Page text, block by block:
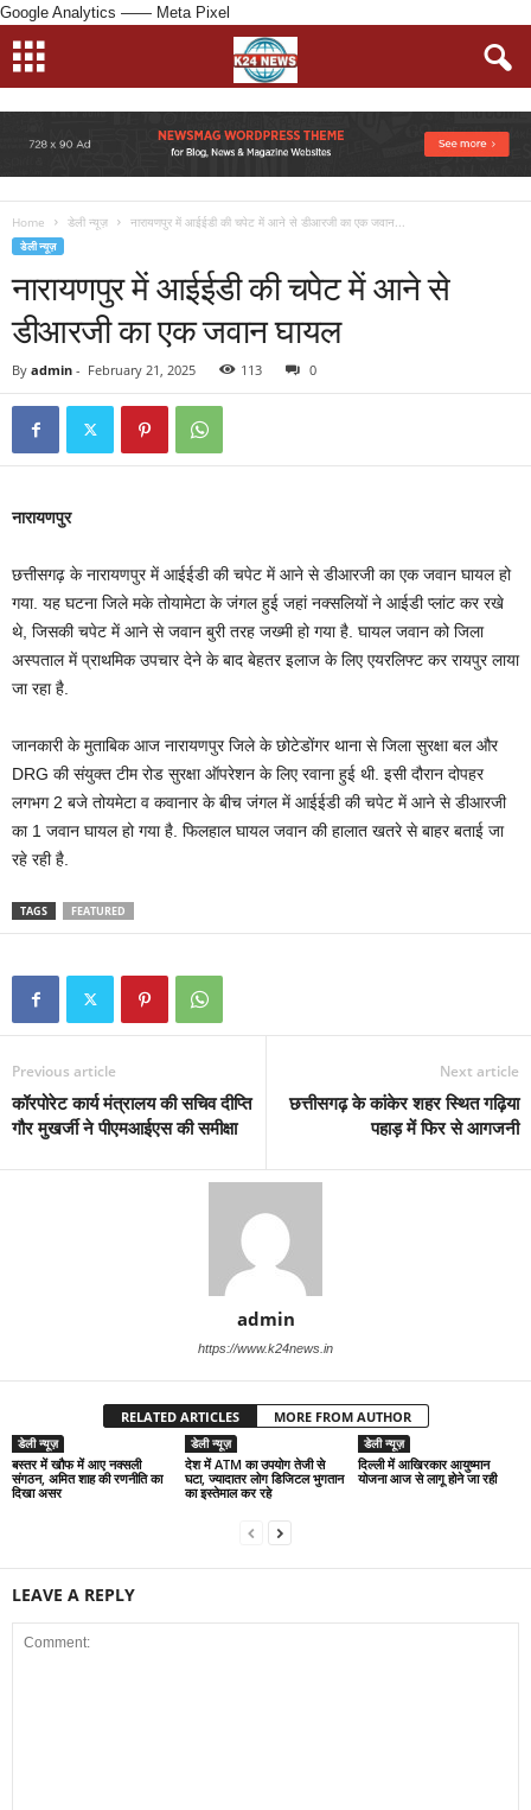
Google Analytics —— Meta Pixel
Home डेली न्यूज़ नारायणपुर में आईईडी की चपेट में आने से डीआरजी का एक जवान...
डेली न्यूज़
नारायणपुर में आईईडी की चपेट में आने से
डीआरजी का एक जवान घायल
By admin - February 21, 2025 113 0
नारायणपुर
छत्तीसगढ़ के नारायणपुर में आईईडी की चपेट में आने से डीआरजी का एक जवान घायल हो
गया. यह घटना जिले मके तोयामेटा के जंगल हुई जहां नक्सलियों ने आईडी प्लांट कर रखे
थे, जिसकी चपेट में आने से जवान बुरी तरह जख्मी हो गया है. घायल जवान को जिला
अस्पताल में प्राथमिक उपचार देने के बाद बेहतर इलाज के लिए एयरलिफ्ट कर रायपुर लाया
जा रहा है.
जानकारी के मुताबिक आज नारायणपुर जिले के छोटेडोंगर थाना से जिला सुरक्षा बल और
DRG की संयुक्त टीम रोड सुरक्षा ऑपरेशन के लिए रवाना हुई थी. इसी दौरान दोपहर
लगभग 2 बजे तोयमेटा व कवानार के बीच जंगल में आईईडी की चपेट में आने से डीआरजी
का 1 जवान घायल हो गया है. फिलहाल घायल जवान की हालात खतरे से बाहर बताई जा
रहे रही है.
TAGS FEATURED
Previous article
कॉरपोरेट कार्य मंत्रालय की सचिव दीप्ति
गौर मुखर्जी ने पीएमआईएस की समीक्षा
Next article
छत्तीसगढ़ के कांकेर शहर स्थित गढ़िया
पहाड़ में फिर से आगजनी
admin
https://www.k24news.in
RELATED ARTICLES MORE FROM AUTHOR
डेली न्यूज़
बस्तर में खौफ में आए नक्सली
संगठन, अमित शाह की रणनीति का
दिखा असर
डेली न्यूज़
देश में ATM का उपयोग तेजी से
घटा, ज्यादातर लोग डिजिटल भुगतान
का इस्तेमाल कर रहे
डेली न्यूज़
द‍िल्‍ली में आख‍िरकार आयुष्‍मान
योजना आज से लागू होने जा रही
LEAVE A REPLY